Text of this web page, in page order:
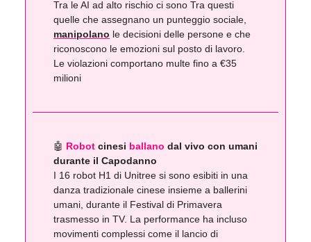
Tra le AI ad alto rischio ci sono Tra questi
quelle che assegnano un punteggio sociale,
manipolano le decisioni delle persone e che
riconoscono le emozioni sul posto di lavoro.
Le violazioni comportano multe fino a €35
milioni
🤖 Robot cinesi ballano dal vivo con umani
durante il Capodanno
I 16 robot H1 di Unitree si sono esibiti in una
danza tradizionale cinese insieme a ballerini
umani, durante il Festival di Primavera
trasmesso in TV. La performance ha incluso
movimenti complessi come il lancio di